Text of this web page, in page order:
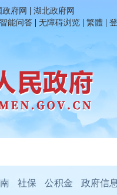
政府网 | 湖北政府网
智能问答 | 无障碍浏览 | 繁體 |
社保 公积金 政府信